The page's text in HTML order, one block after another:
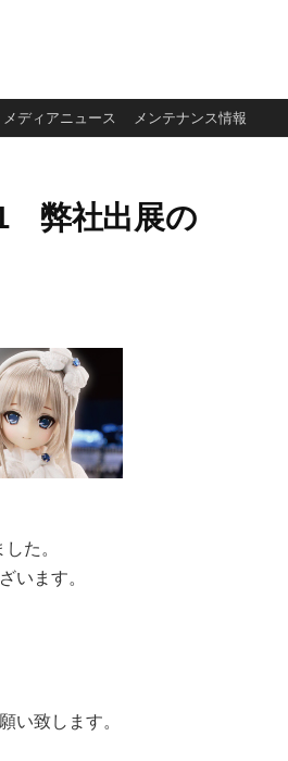
メディアニュース メンテナンス情報
弊社出展の
た。
います。
い致します。